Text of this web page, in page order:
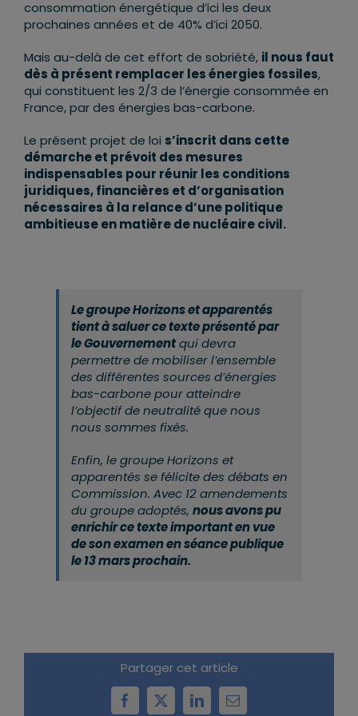
consommation énergétique d’ici les deux
prochaines années et de 40% d’ici 2050.
Mais au-delà de cet effort de sobriété, il nous faut
dès à présent remplacer les énergies fossiles,
qui constituent les 2/3 de l’énergie consommée en
France, par des énergies bas-carbone.
Le présent projet de loi s’inscrit dans cette
démarche et prévoit des mesures
indispensables pour réunir les conditions
juridiques, financières et d’organisation
nécessaires à la relance d’une politique
ambitieuse en matière de nucléaire civil.
Le groupe Horizons et apparentés
tient à saluer ce texte présenté par
le Gouvernementqui devra
permettre de mobiliser l’ensemble
des différentes sources d’énergies
bas-carbone pour atteindre
l’objectif de neutralité que nous
nous sommes fixés.
Enfin, le groupe Horizons et
apparentés se félicite des débats en
Commission. Avec 12 amendements
du groupe adoptés, nous avons pu
enrichir ce texte important en vue
de son examen en séance publique
le 13 mars prochain.
Partager cet article
Facebook
X LinkedInEmail